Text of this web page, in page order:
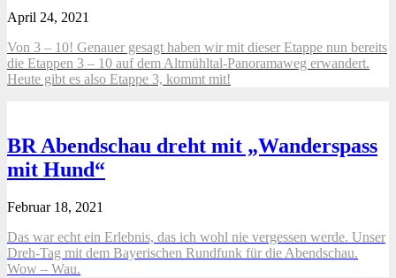
April 24, 2021
Von 3 – 10! Genauer gesagt haben wir mit dieser Etappe nun bereits
die Etappen 3 – 10 auf dem Altmühltal-Panoramaweg erwandert.
Heute gibt es also Etappe 3, kommt mit!
BR Abendschau dreht mit „Wanderspass
mit Hund“
Februar 18, 2021
Das war echt ein Erlebnis, das ich wohl nie vergessen werde. Unser
Dreh-Tag mit dem Bayerischen Rundfunk für die Abendschau.
Wow – Wau.